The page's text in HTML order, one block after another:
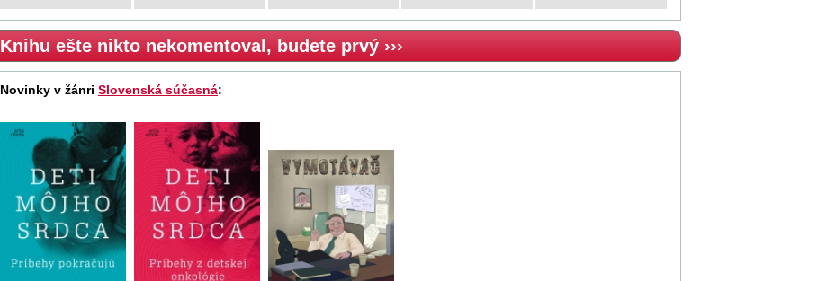
Knihu ešte nikto nekomentoval, budete prvý ›››
Novinky v žánri Slovenská súčasná: